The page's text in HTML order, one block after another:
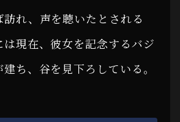
れ、声を聴いたとされる
現在、彼女を記念するバジ
ち、谷を見下ろしている。